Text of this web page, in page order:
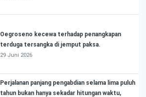
Oegroseno kecewa terhadap penangkapan
terduga tersangka di jemput paksa.
29 Juni 2026
Perjalanan panjang pengabdian selama lima puluh
tahun bukan hanya sekadar hitungan waktu,